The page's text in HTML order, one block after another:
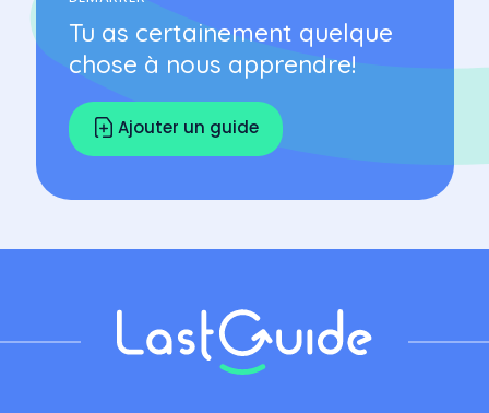
Tu as certainement quelque
chose à nous apprendre!
Ajouter un guide